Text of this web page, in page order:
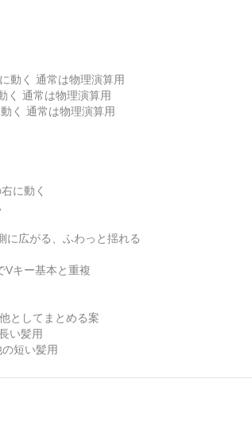
く 通常は物理演算用
通常は物理演算用
通常は物理演算用
に動く
がる、ふわっと揺れる
ー基本と重複
としてまとめる案
い髪用
短い髪用